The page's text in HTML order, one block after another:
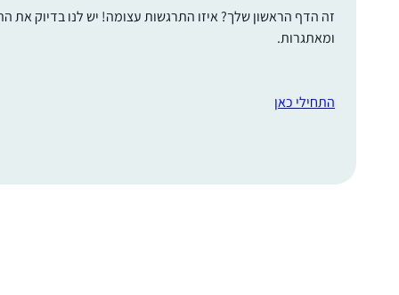
זה הדף הראשון שלך? איזו התרגשות עצומה! יש לנו בדיוק את
ומאתגרות.
התחילי כאן